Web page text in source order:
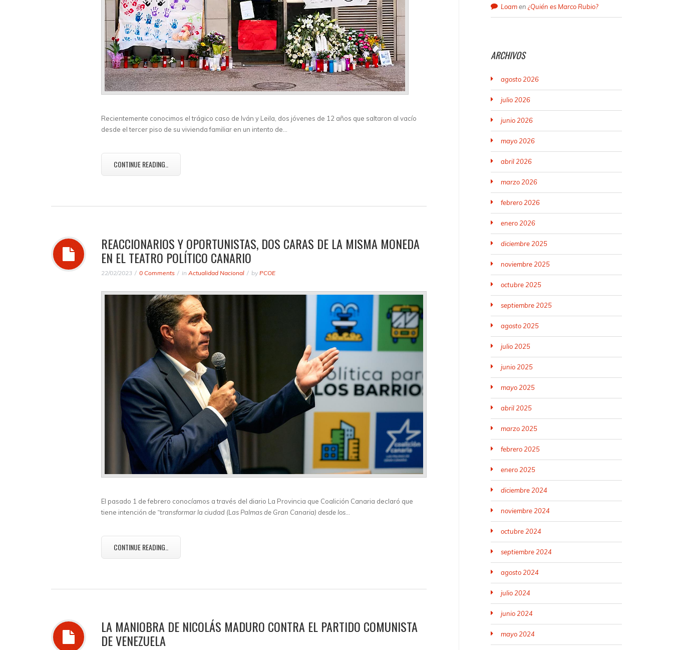
Recientemente conocimos el trágico caso de Iván y Leila, dos jóvenes de 12 años que saltaron al vacío
desde el tercer piso de su vivienda familiar en un intento de…
CONTINUE READING..
REACCIONARIOS Y OPORTUNISTAS, DOS CARAS DE LA MISMA MONEDA
EN EL TEATRO POLÍTICO CANARIO
22/02/2023 0 Comments in Actualidad Nacional by PCOE
El pasado 1 de febrero conocíamos a través del diario La Provincia que Coalición Canaria declaró que
tiene intención de “transformar la ciudad (Las Palmas de Gran Canaria) desde los
CONTINUE READING..
LA MANIOBRA DE NICOLÁS MADURO CONTRA EL PARTIDO COMUNISTA
DE VENEZUELA
Loamen ¿Quién es Marco Rubio?
ARCHIVOS
agosto 2026
julio 2026
junio 2026
mayo 2026
abril 2026
marzo 2026
febrero 2026
enero 2026
diciembre 2025
noviembre 2025
octubre 2025
septiembre 2025
agosto 2025
julio 2025
junio 2025
mayo 2025
abril 2025
marzo 2025
febrero 2025
enero 2025
diciembre 2024
noviembre 2024
octubre 2024
septiembre 2024
agosto 2024
julio 2024
junio 2024
mayo 2024